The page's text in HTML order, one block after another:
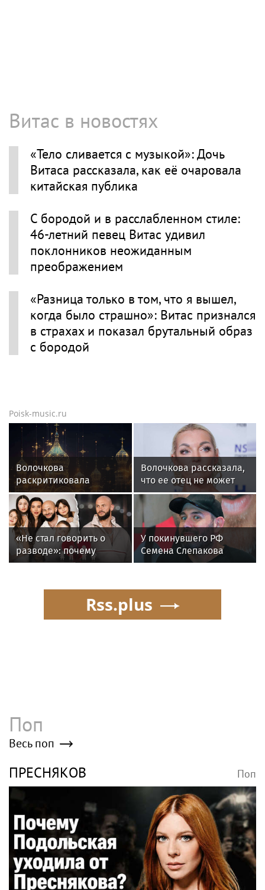
Витас в новостях
«Тело сливается с музыкой»: Дочь
Витаса рассказала, как её очаровала
китайская публика
С бородой и в расслабленном стиле:
46-летний певец Витас удивил
поклонников неожиданным
преображением
«Разница только в том, что я вышел,
когда было страшно»: Витас признался
в страхах и показал брутальный образ
с бородой
Poisk-music.ru
Волочкова
раскритиковала
концерт Билана в
Москве за плохую
организацию
Волочкова рассказала,
что ее отец не может
восстановиться после
инсульта
«Не стал говорить о
разводе»: почему
Джиган после
неожиданно сделал
главным своих детей
У покинувшего РФ
Семена Слепакова
нашли еще две
Rss.plus
Поп
Весь поп
ПРЕСНЯКОВ Поп